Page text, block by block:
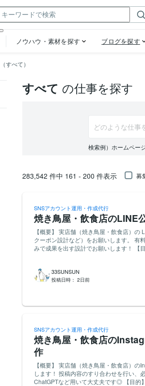
すべて）
すべて の仕事を探す
検索例）ホームペー
283,542 件中 161 - 200 件表示 募
SNSアカウント運用・作成代行
焼き鳥屋・飲食店のLINE
【概要】 実店舗（焼き鳥屋・飲食店）の
クーポン設計など）をお願いします。 有
みで成果を出す設計でお願いします！ 【目的】 ・初回来店客のリピート率向上 ・クーポン・ショ
・あいさつメッセージ、自動応答メッセ
再来店クーポンの設計および設定 【応募要件】 ・LINE公式アカウントの構築実績（特に飲食店）
【納品物】 ・稼働可能なLINE公式アカ
33SUNSUN
投稿日時： 2日前
SNSアカウント運用・作成代行
焼き鳥屋・飲食店の
作
【概要】 実店舗（焼き鳥屋・飲食店）
します！ 投稿内容のすり合わせを行い、
ChatGPTなど用いて大丈夫です◎ 【目的】 来店促進および認知拡大（ローカル集客） 素材提供＋